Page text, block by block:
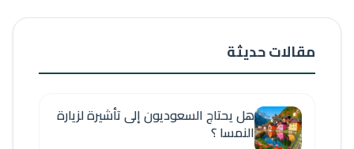
مقالات حديثة
هل يحتاج السعوديون إلى تأشيرة لزيارة
النمسا ؟